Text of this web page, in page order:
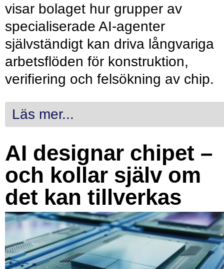
visar bolaget hur grupper av
specialiserade AI-agenter
självständigt kan driva långvariga
arbetsflöden för konstruktion,
verifiering och felsökning av chip.
Läs mer...
AI designar chipet –
och kollar själv om
det kan tillverkas